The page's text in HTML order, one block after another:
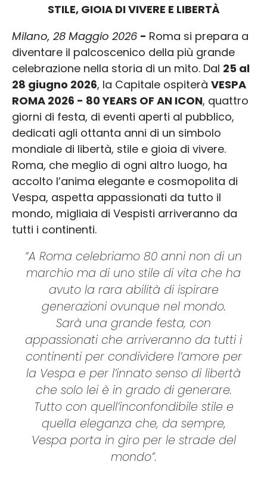
STILE, GIOIA DI VIVERE E LIBERTÀ
Milano, 28 Maggio 2026 - Roma si prepara a
diventare il palcoscenico della più grande
celebrazione nella storia di un mito. Dal 25 al
28 giugno 2026, la Capitale ospiterà VESPA
ROMA 2026 - 80 YEARS OF AN ICON, quattro
giorni di festa, di eventi aperti al pubblico,
dedicati agli ottanta anni di un simbolo
mondiale di libertà, stile e gioia di vivere.
Roma, che meglio di ogni altro luogo, ha
accolto l’anima elegante e cosmopolita di
Vespa, aspetta appassionati da tutto il
mondo, migliaia di Vespisti arriveranno da
tutti i continenti.
“A Roma celebriamo 80 anni non di un
marchio ma di uno stile di vita che ha
avuto la rara abilità di ispirare
generazioni ovunque nel mondo.
Sarà una grande festa, con
appassionati che arriveranno da tutti i
continenti per condividere l’amore per
la Vespa e per l’innato senso di libertà
che solo lei è in grado di generare.
Tutto con quell’inconfondibile stile e
quella eleganza che, da sempre,
Vespa porta in giro per le strade del
mondo”.